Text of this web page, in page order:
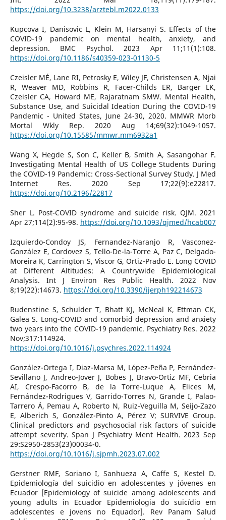
https://doi.org/10.3238/arztebl.m2022.0133
Kupcova I, Danisovic L, Klein M, Harsanyi S. Effects of the
COVID-19 pandemic on mental health, anxiety, and
depression. BMC Psychol. 2023 Apr 11;11(1):108.
https://doi.org/10.1186/s40359-023-01130-5
Czeisler MÉ, Lane RI, Petrosky E, Wiley JF, Christensen A, Njai
R, Weaver MD, Robbins R, Facer-Childs ER, Barger LK,
Czeisler CA, Howard ME, Rajaratnam SMW. Mental Health,
Substance Use, and Suicidal Ideation During the COVID-19
Pandemic - United States, June 24-30, 2020. MMWR Morb
Mortal Wkly Rep. 2020 Aug 14;69(32):1049-1057.
https://doi.org/10.15585/mmwr.mm6932a1
Wang X, Hegde S, Son C, Keller B, Smith A, Sasangohar F.
Investigating Mental Health of US College Students During
the COVID-19 Pandemic: Cross-Sectional Survey Study. J Med
Internet Res. 2020 Sep 17;22(9):e22817.
https://doi.org/10.2196/22817
Sher L. Post-COVID syndrome and suicide risk. QJM. 2021
Apr 27;114(2):95-98. https://doi.org/10.1093/qjmed/hcab007
Izquierdo-Condoy JS, Fernandez-Naranjo R, Vasconez-
González E, Cordovez S, Tello-De-la-Torre A, Paz C, Delgado-
Moreira K, Carrington S, Viscor G, Ortiz-Prado E. Long COVID
at Different Altitudes: A Countrywide Epidemiological
Analysis. Int J Environ Res Public Health. 2022 Nov
8;19(22):14673. https://doi.org/10.3390/ijerph192214673
Rudenstine S, Schulder T, Bhatt KJ, McNeal K, Ettman CK,
Galea S. Long-COVID and comorbid depression and anxiety
two years into the COVID-19 pandemic. Psychiatry Res. 2022
Nov;317:114924.
https://doi.org/10.1016/j.psychres.2022.114924
González-Ortega I, Diaz-Marsa M, López-Peña P, Fernández-
Sevillano J, Andreo-Jover J, Bobes J, Bravo-Ortiz MF, Cebria
AI, Crespo-Facorro B, de la Torre-Luque A, Elices M,
Fernández-Rodrigues V, Garrido-Torres N, Grande I, Palao-
Tarrero Á, Pemau A, Roberto N, Ruiz-Veguilla M, Seijo-Zazo
E, Alberich S, González-Pinto A, Pérez V; SURVIVE Group.
Clinical predictors and psychosocial risk factors of suicide
attempt severity. Span J Psychiatry Ment Health. 2023 Sep
29:S2950-2853(23)00034-0.
https://doi.org/10.1016/j.sjpmh.2023.07.002
Gerstner RMF, Soriano I, Sanhueza A, Caffe S, Kestel D.
Epidemiología del suicidio en adolescentes y jóvenes en
Ecuador [Epidemiology of suicide among adolescents and
young adults in Ecuador Epidemiologia do suicídio em
adolescentes e jovens no Equador]. Rev Panam Salud